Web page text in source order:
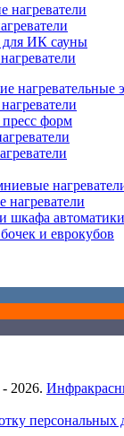
нагреватели
для ИК сауны
нагревательные
пресс форм
нагреватели
шкафа автоматики
и еврокубов
2026.
персональных